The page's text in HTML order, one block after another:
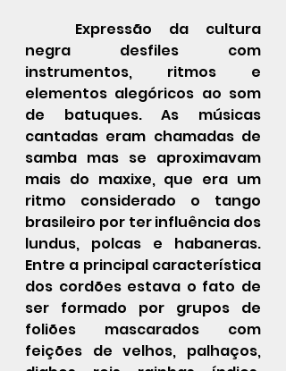
negra desfiles com
instrumentos, ritmos e
elementos alegóricos ao som
de batuques. As músicas
cantadas eram chamadas de
samba mas se aproximavam
mais do maxixe, que era um
ritmo considerado o tango
brasileiro por ter influência dos
lundus, polcas e habaneras.
Entre a principal característica
dos cordões estava o fato de
ser formado por grupos de
foliões mascarados com
feições de velhos, palhaços,